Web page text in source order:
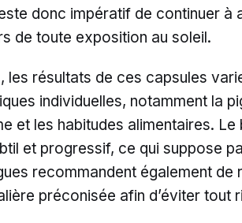
donc impératif de continuer à
de toute exposition au soleil.
les résultats de ces capsules
individuelles, notamment la
et les habitudes alimentaires.
et progressif, ce qui suppose
recommandent également de
préconisée afin d’éviter tout